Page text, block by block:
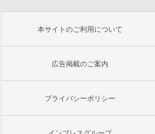
本サイトのご利用について
広告掲載のご案内
プライバシーポリシー